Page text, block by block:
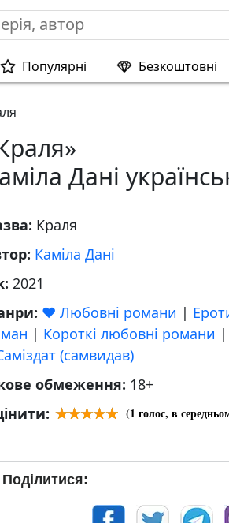
Популярні Безкоштовні
Дані
Краля
Каміла Дані
2021
❤️ Любовні романи |
| Короткі любовні романи |
(самвидав)
обмеження: 18+
(1 голос, в
Поділитися: